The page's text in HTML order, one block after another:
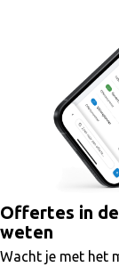
Offertes in
weten
Wacht je met het